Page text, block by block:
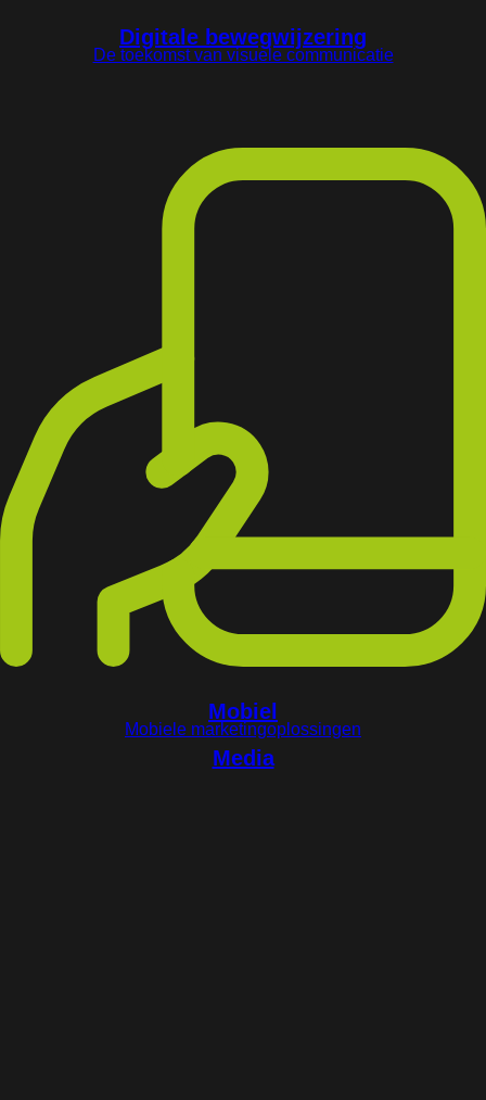
Digitale bewegwijzering
De toekomst van visuele communicatie
Mobiel
Mobiele marketingoplossingen
Media